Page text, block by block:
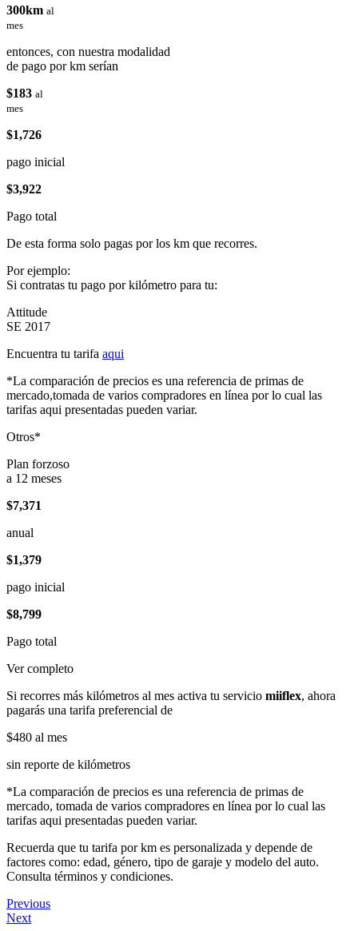
300km al
mes
entonces, con nuestra modalidad
de pago por km serían
$183 al
mes
$1,726
pago inicial
$3,922
Pago total
De esta forma solo pagas por los km que recorres.
Por ejemplo:
Si contratas tu pago por kilómetro para tu:
Attitude
SE 2017
Encuentra tu tarifa aqui
*La comparación de precios es una referencia de primas de
mercado,tomada de varios compradores en línea por lo cual las
tarifas aqui presentadas pueden variar.
Otros*
Plan forzoso
a 12 meses
$7,371
anual
$1,379
pago inicial
$8,799
Pago total
Ver completo
Si recorres más kilómetros al mes activa tu servicio miiflex, ahora
pagarás una tarifa preferencial de
$480 al mes
sin reporte de kilómetros
*La comparación de precios es una referencia de primas de
mercado, tomada de varios compradores en línea por lo cual las
tarifas aqui presentadas pueden variar.
Recuerda que tu tarifa por km es personalizada y depende de
factores como: edad, género, tipo de garaje y modelo del auto.
Consulta términos y condiciones.
Previous
Next